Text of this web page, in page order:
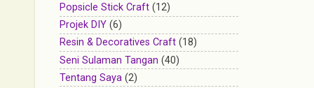
Popsicle Stick Craft (12)
Projek DIY (6)
Resin & Decoratives Craft (18)
Seni Sulaman Tangan (40)
Tentang Saya (2)